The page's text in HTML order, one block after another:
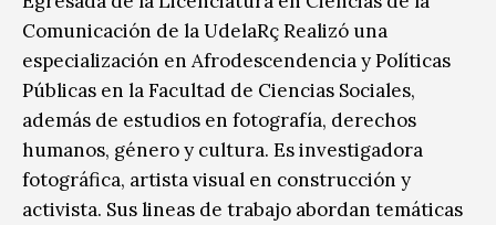
Comunicación de la UdelaRç Realizó una
especialización en Afrodescendencia y Políticas
Públicas en la Facultad de Ciencias Sociales,
además de estudios en fotografía, derechos
humanos, género y cultura. Es investigadora
fotográfica, artista visual en construcción y
activista. Sus lineas de trabajo abordan temáticas